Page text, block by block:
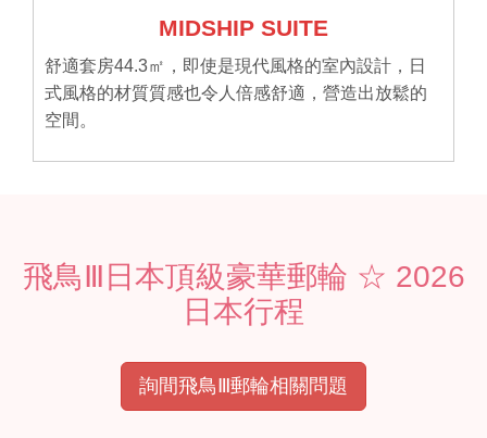
MIDSHIP SUITE
舒適套房44.3㎡，即使是現代風格的室內設計，日
式風格的材質質感也令人倍感舒適，營造出放鬆的
空間。
飛鳥Ⅲ日本頂級豪華郵輪 ☆ 2026
日本行程
詢間飛鳥Ⅲ郵輪相關問題